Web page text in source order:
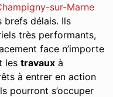
sur-Marne
brefs délais. Ils
très performants,
face n’importe
les travaux à
à entrer en action
pourront s’occuper